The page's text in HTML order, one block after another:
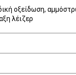
οξείδωση,
λέιζερ